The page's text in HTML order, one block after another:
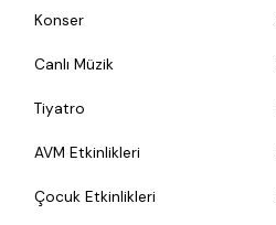
Konser
Canlı Müzik
Tiyatro
AVM Etkinlikleri
Çocuk Etkinlikleri